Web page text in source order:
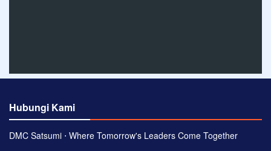
Hubungi Kami
DMC Satsumi ⋅ Where Tomorrow's Leaders Come Together